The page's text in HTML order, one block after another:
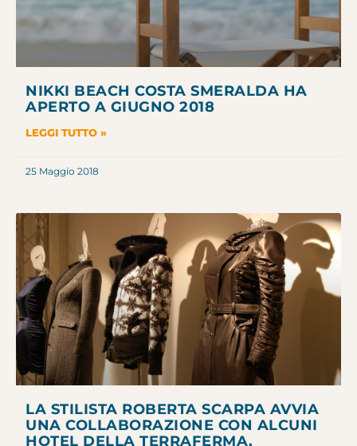
NIKKI BEACH COSTA SMERALDA HA
APERTO A GIUGNO 2018
LEGGI TUTTO »
25 Maggio 2018
LA STILISTA ROBERTA SCARPA AVVIA
UNA COLLABORAZIONE CON ALCUNI
HOTEL DELLA TERRAFERMA.